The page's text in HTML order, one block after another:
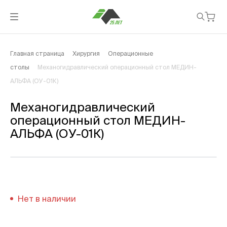
Главная страница Хирургия Операционные
столы Механогидравлический операционный стол МЕДИН-
АЛЬФА (ОУ-01К)
Механогидравлический
операционный стол МЕДИН-
АЛЬФА (ОУ-01К)
Нет в наличии